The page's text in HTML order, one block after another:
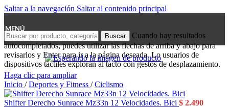
Saltar a la navegación Saltar al contenido principal
MENÚ
Buscar
Cuando hay resultados
autocompletados, puedes utilizar las flechas de arriba y abajo para
revisarlos y Enter para ir a la página deseada. Lo usuarios de
dispositivos táctiles exploran al tacto con gestos de desplazamiento.
Haga clic para ampliar
Inicio / Deportes y Fitness / Ciclismo
Shifter Derecho Sunrace Mz33n 12 Velocidades. Bici $ 2.490